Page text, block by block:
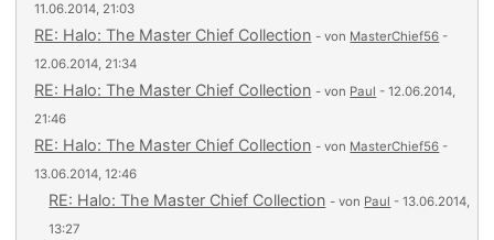
11.06.2014, 21:03
RE: Halo: The Master Chief Collection - von MasterChief56 -
12.06.2014, 21:34
RE: Halo: The Master Chief Collection - von Paul - 12.06.2014,
21:46
RE: Halo: The Master Chief Collection - von MasterChief56 -
13.06.2014, 12:46
RE: Halo: The Master Chief Collection - von Paul - 13.06.2014,
13:27